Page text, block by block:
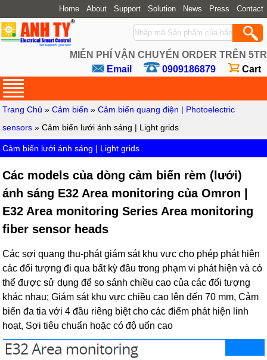
Home About Support Solution News Press Contact
MIỄN PHÍ VẬN CHUYỂN ORDER TRÊN 5TR
Email
0909186879 Cart
Trang Chủ »Cảm biến »Cảm biến quang điện | Photoelectric
sensors » Cảm biến lưới ánh sáng | Light grids
Cảm biến lưới ánh sáng | Light grids
Các models của dòng cảm biến rèm (lưới)
ánh sáng E32 Area monitoring của Omron |
E32 Area monitoring Series Area monitoring
fiber sensor heads
Các sợi quang thu-phát giám sát khu vực cho phép phát hiện
các đối tượng đi qua bất kỳ đâu trong phạm vi phát hiện và có
thể được sử dụng để so sánh chiều cao của các đối tượng
khác nhau; Giám sát khu vực chiều cao lên đến 70 mm, Cảm
biến đa tia với 4 đầu riêng biệt cho các điểm phát hiện linh
hoạt, Sợi tiêu chuẩn hoặc có độ uốn cao